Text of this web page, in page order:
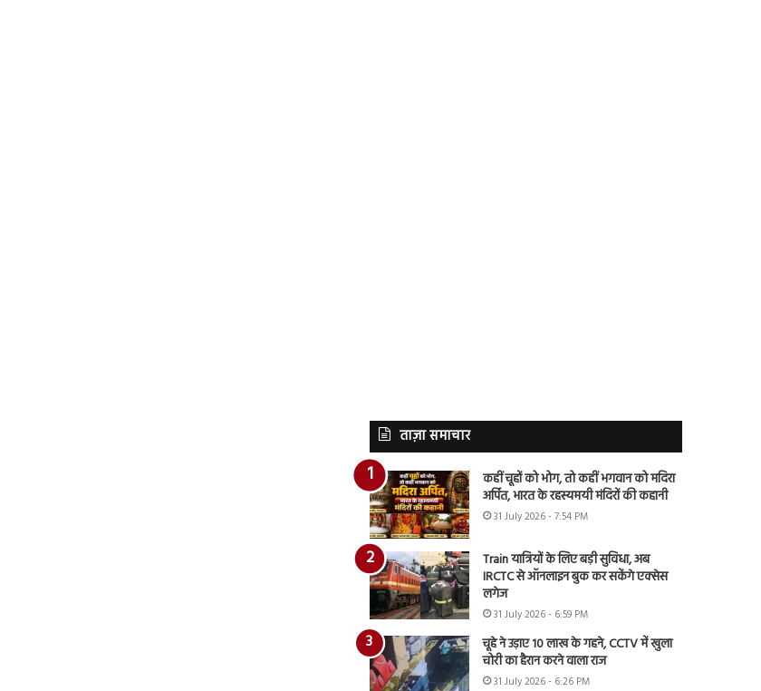
ताज़ा समाचार
कहीं चूहों को भोग, तो कहीं भगवान को मदिरा
अर्पित, भारत के रहस्यमयी मंदिरों की कहानी
31 July 2026 - 7:54 PM
Train यात्रियों के लिए बड़ी सुविधा, अब
IRCTC से ऑनलाइन बुक कर सकेंगे एक्सेस
लगेज
31 July 2026 - 6:59 PM
चूहे ने उड़ाए 10 लाख के गहने, CCTV में खुला
चोरी का हैरान करने वाला राज
31 July 2026 - 6:26 PM